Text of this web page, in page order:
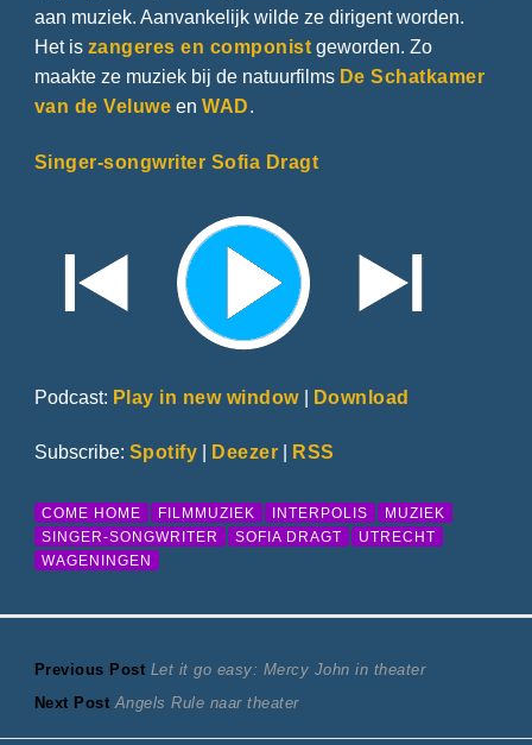
aan muziek. Aanvankelijk wilde ze dirigent worden.
Het is zangeres en componist geworden. Zo
maakte ze muziek bij de natuurfilms De Schatkamer
van de Veluwe enWAD.
Singer-songwriter Sofia Dragt
Podcast: Play in new window| Download
Subscribe: Spotify Deezer RSS
COME HOME FILMMUZIEK INTERPOLIS
MUZIEK
SINGER-SONGWRITER
SOFIA DRAGT
UTRECHT
WAGENINGEN
Bericht
navigatie
Previous Post Previous
post:
Let it go easy: Mercy John in theater
Next Post Next
post:
Angels Rule naar theater